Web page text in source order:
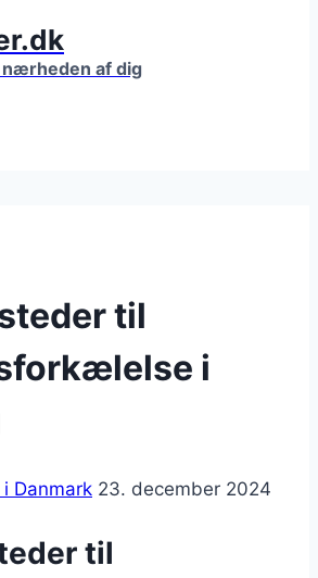
af dig
til
i
Danmark 23. december 2024
til